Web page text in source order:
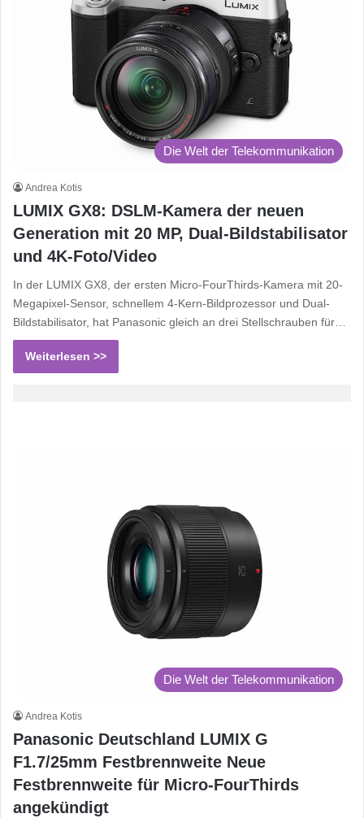
Die Welt der Telekommunikation
Andrea Kotis
LUMIX GX8: DSLM-Kamera der neuen
Generation mit 20 MP, Dual-Bildstabilisator
und 4K-Foto/Video
In der LUMIX GX8, der ersten Micro-FourThirds-Kamera mit 20-
Megapixel-Sensor, schnellem 4-Kern-Bildprozessor und Dual-
Bildstabilisator, hat Panasonic gleich an drei Stellschrauben für…
Weiterlesen >>
Die Welt der Telekommunikation
Andrea Kotis
Panasonic Deutschland LUMIX G
F1.7/25mm Festbrennweite Neue
Festbrennweite für Micro-FourThirds
angekündigt